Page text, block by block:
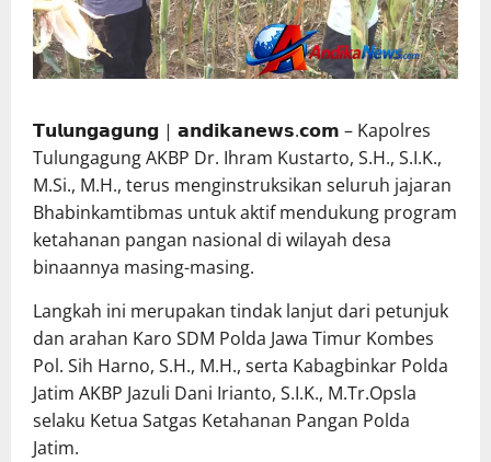
𝗧𝘂𝗹𝘂𝗻𝗴𝗮𝗴𝘂𝗻𝗴 | 𝗮𝗻𝗱𝗶𝗸𝗮𝗻𝗲𝘄𝘀.𝗰𝗼𝗺 – Kapolres
Tulungagung AKBP Dr. Ihram Kustarto, S.H., S.I.K.,
M.Si., M.H., terus menginstruksikan seluruh jajaran
Bhabinkamtibmas untuk aktif mendukung program
ketahanan pangan nasional di wilayah desa
binaannya masing-masing.
Langkah ini merupakan tindak lanjut dari petunjuk
dan arahan Karo SDM Polda Jawa Timur Kombes
Pol. Sih Harno, S.H., M.H., serta Kabagbinkar Polda
Jatim AKBP Jazuli Dani Irianto, S.I.K., M.Tr.Opsla
selaku Ketua Satgas Ketahanan Pangan Polda
Jatim.